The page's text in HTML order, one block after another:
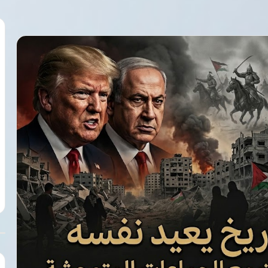
في نصف
اليد
فى
ذكرى
ميلادهم
الـ60
حسام
وإبراهيم
حسن..
أشهر
توائم
عرفها
المستطيل
الأخضر
7 أغسطس، 2026
فى ذكرى ميلادهم الـ60 حسام وإبراهيم
حسن.. أشهر توائم عرفها المستطيل
الأخضر